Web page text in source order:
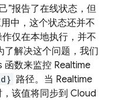
”报告了在线状态，但
中，这个状态还并不
仅在本地执行，并不
了解决这个问题，我们
数来监控 Realtime
路径。当 Realtime
该值将同步到 Cloud